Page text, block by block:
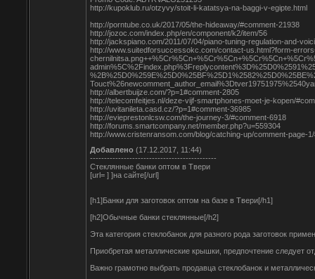
http://kupoklub.ru/otzyvy/stoit-li-katatsya-na-baggi-v-egipte.html
http://porntube.co.uk/2017/05/the-hideaway/#comment-21938
http://jozoc.com/index.php/en/component/k2/item/56
http://jackspiano.com/2011/07/04/piano-tuning-regulation-and-
http://www.suitedforsuccessokc.com/contact-us.html?form-
http://albertbuijze.com/?p=1#comment-2805
http://telecomfeitjes.nl/deze-vijf-smartphones-moet-je-kopen/
http://uvitanileta.casd.cz/?p=1#comment-36985
http://evieprestonlcsw.com/the-journey-3/#comment-6918
http://forums.smartcompany.net/member.php?u=559304
http://www.cristenransom.com/blog/catching-up/comment-page-
Добавлено (17.12.2017, 11:44)
---------------------------------------------
Стеклянные банки оптом в Твери
[url= ] ]на сайте[/url]
[h1]Банки для заготовок оптом на базе в Твери[/h1]
[h2]Обычные банки стеклянные[/h2]
Эта категория стеклобанок для разного рода заготовок
Приобретая металлические крышки, предпочтение следует
Важно грамотно выбрать продавца стеклобанок и